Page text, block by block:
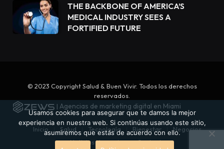
THE BACKBONE OF AMERICA’S
MEDICAL INDUSTRY SEES A
FORTIFIED FUTURE
© 2023 Copyright Salud & Buen Vivir. Todos los derechos
reservados.
| Agencias de marketing digital en Miami
Inicio Salud Tecnología Bienestar
Negocios
Noticias Newswire
Contacto
Usamos cookies para asegurar que te damos la mejor
experiencia en nuestra web. Si continúas usando este sitio,
asumiremos que estás de acuerdo con ello.